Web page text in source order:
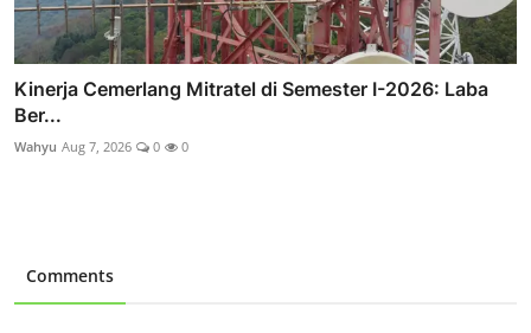
Kinerja Cemerlang Mitratel di Semester I-2026: Laba
Ber...
Wahyu Aug 7, 2026 0 0
Comments